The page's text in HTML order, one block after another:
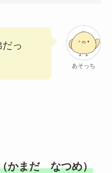
あそっち
っ
かまだ なつめ）